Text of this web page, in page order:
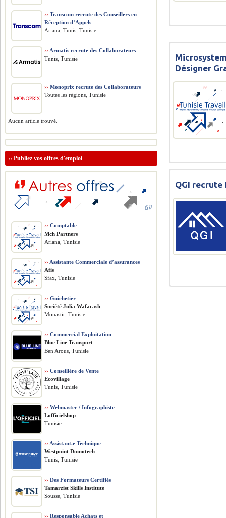
Désigner
QGI recrute
›› Transcom recrute des Conseillers en
Réception d’Appels
Ariana, Tunis, Tunisie
›› Armatis recrute des Collaborateurs
Tunis, Tunisie
›› Monoprix recrute des Collaborateurs
Toutes les régions, Tunisie
Aucun article trouvé.
››Publiez vos offres d'emploi
›› Comptable
Mch Partners
Ariana, Tunisie
›› Assistante Commerciale d’assurances
Afis
Sfax, Tunisie
›› Guichetier
Société Julia Wafacash
Monastir, Tunisie
›› Commercial Exploitation
Blue Line Transport
Ben Arous, Tunisie
›› Conseillère de Vente
Ecovillage
Tunis, Tunisie
›› Webmaster / Infographiste
Lofficielshop
Tunisie
›› Assistant.e Technique
Westpoint Domotech
Tunis, Tunisie
›› Des Formateurs Certifiés
Tamarzist Skills Institute
Sousse, Tunisie
›› Responsable Achats et